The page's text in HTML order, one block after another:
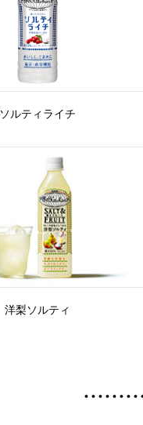
ソルティ ライチ
洋梨ソルティ